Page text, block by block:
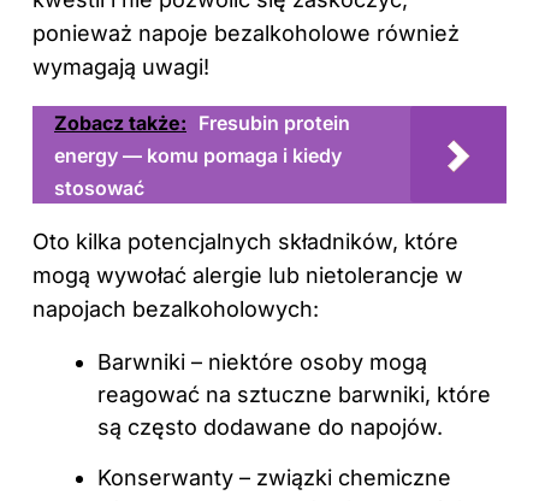
ponieważ napoje bezalkoholowe również
wymagają uwagi!
Zobacz także: Fresubin protein
energy — komu pomaga i kiedy
stosować
Oto kilka potencjalnych składników, które
mogą wywołać alergie lub nietolerancje w
napojach bezalkoholowych:
Barwniki – niektóre osoby mogą
reagować na sztuczne barwniki, które
są często dodawane do napojów.
Konserwanty – związki chemiczne